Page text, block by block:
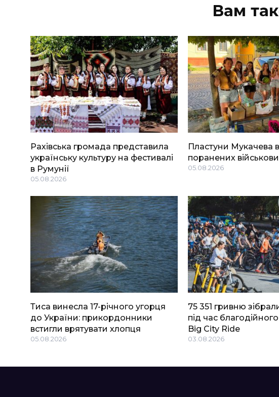
Вам
Рахівська громада представила
українську культуру на фестивалі
в Румунії
05.08.2026
Пластуни Мукачева
поранених
05.08.2026
Тиса винесла 17-річного угорця
до України: прикордонники
встигли врятувати хлопця
05.08.2026
75 351 гривню
під час
Big Сity Ride
03.08.2026